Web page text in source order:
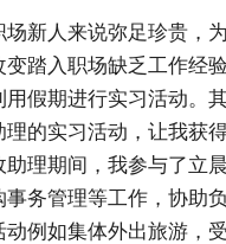
场新人来说弥足珍贵，
变踏入职场缺乏工作经
假期进行实习活动。
的实习活动，让我获
理期间，我参与了立
务管理等工作，协助
例如集体外出旅游，